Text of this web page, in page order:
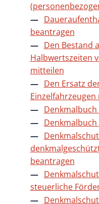
beantragen
Den Bestand
Halbwertszeiten
mitteilen
Den Ersatz
beantragen
steuerliche